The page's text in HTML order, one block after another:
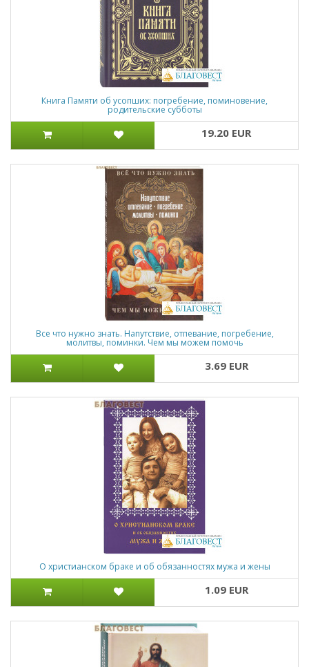
Книга Памяти об усопших: погребение, поминовение,
родительские субботы
19.20 EUR
Все что нужно знать. Напутствие, отпевание, погребение,
молитвы, поминки. Чем мы можем помочь
3.69 EUR
О христианском браке и об обязанностях мужа и жены
1.09 EUR